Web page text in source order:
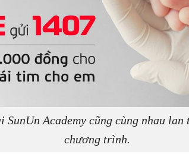
Academy cũng cùng nhau
chương trình.